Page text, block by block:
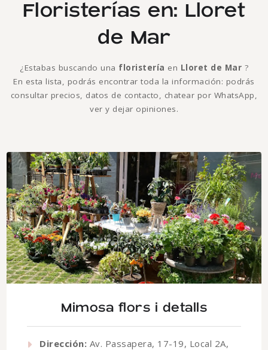
Floristerías en: Lloret
de Mar
¿Estabas buscando una floristería en Lloret de Mar ?
En esta lista, podrás encontrar toda la información: podrás
consultar precios, datos de contacto, chatear por WhatsApp,
ver y dejar opiniones.
Mimosa flors i detalls
Dirección: Av. Passapera, 17-19, Local 2A,